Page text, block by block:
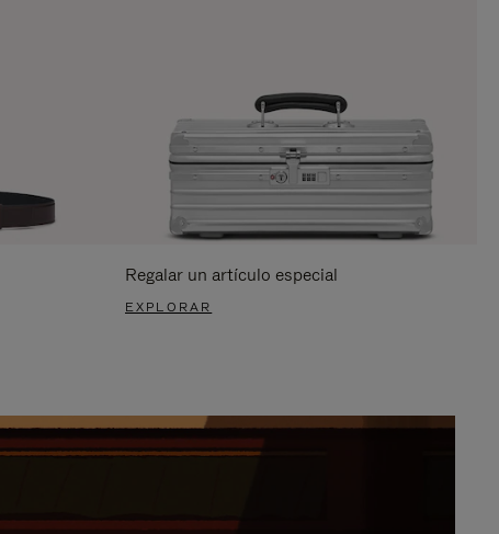
Regalar un artículo especial
EXPLORAR